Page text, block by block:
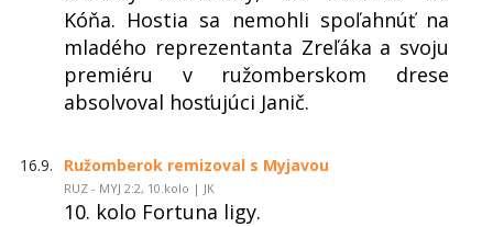
Kóňa. Hostia sa nemohli spoľahnúť na
mladého reprezentanta Zreľáka a svoju
premiéru v ružomberskom drese
absolvoval hosťujúci Janič.
16.9. Ružomberok remizoval s Myjavou
RUZ - MYJ 2:2, 10.kolo | JK
10. kolo Fortuna ligy.